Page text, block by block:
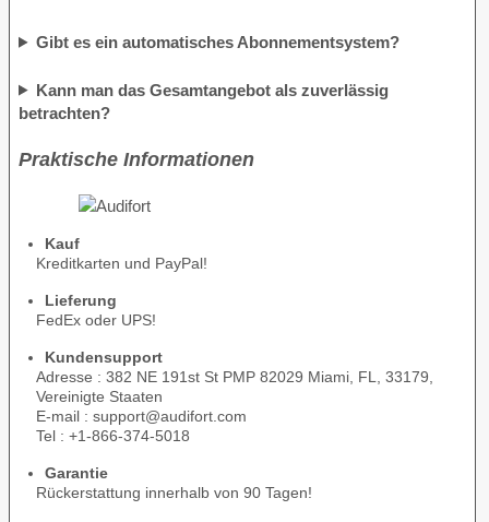
Gibt es ein automatisches Abonnementsystem?
Kann man das Gesamtangebot als zuverlässig
betrachten?
Praktische Informationen
Kauf
Kreditkarten und PayPal!
Lieferung
FedEx oder UPS!
Kundensupport
Adresse : 382 NE 191st St PMP 82029 Miami, FL, 33179,
Vereinigte Staaten
E-mail : support@audifort.com
Tel : +1-866-374-5018
Garantie
Rückerstattung innerhalb von 90 Tagen!